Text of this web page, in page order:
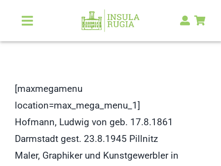
Inhalt
springen
Toggle
Navigation
[maxmegamenu
location=max_mega_menu_1]
Hofmann, Ludwig von geb. 17.8.1861
Darmstadt gest. 23.8.1945 Pillnitz
Maler, Graphiker und Kunstgewerbler in